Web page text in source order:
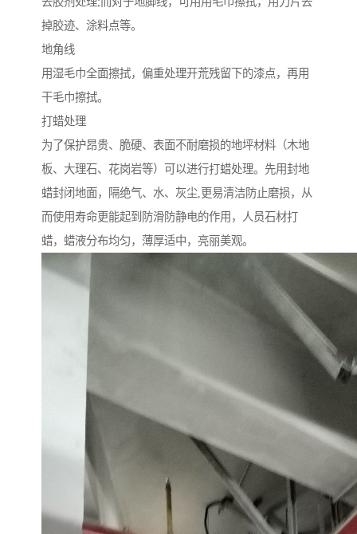
掉胶迹、涂料点等。
地角线
用湿毛巾全面擦拭，偏重处理开荒残留下的漆点，再用
干毛巾擦拭。
打蜡处理
为了保护昂贵、脆硬、表面不耐磨损的地坪材料（木地
板、大理石、花岗岩等）可以进行打蜡处理。先用封地
蜡封闭地面，隔绝气、水、灰尘,更易清洁防止磨损，从
而使用寿命更能起到防滑防静电的作用，人员石材打
蜡，蜡液分布均匀，薄厚适中，亮丽美观。